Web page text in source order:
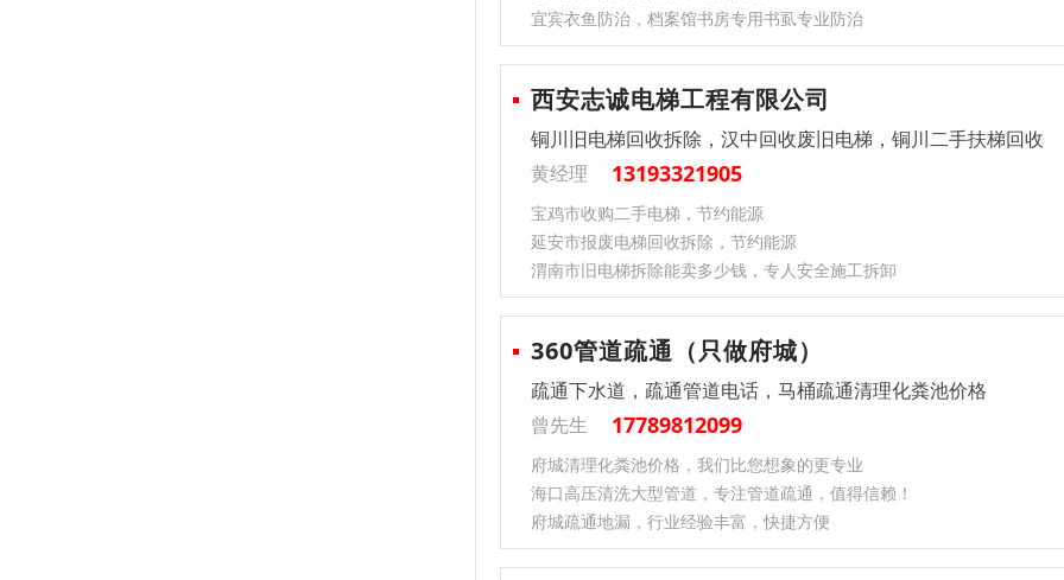
宜宾衣鱼防治，档案馆书房专用书虱专业防治
西安志诚电梯工程有限公司
铜川旧电梯回收拆除，汉中回收废旧电梯，铜川二手扶梯回收
黄经理
13193321905
宝鸡市收购二手电梯，节约能源
延安市报废电梯回收拆除，节约能源
渭南市旧电梯拆除能卖多少钱，专人安全施工拆卸
360管道疏通（只做府城）
疏通下水道，疏通管道电话，马桶疏通清理化粪池价格
曾先生
17789812099
府城清理化粪池价格，我们比您想象的更专业
海口高压清洗大型管道，专注管道疏通，值得信赖！
府城疏通地漏，行业经验丰富，快捷方便